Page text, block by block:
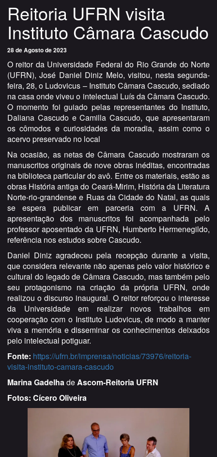
Reitoria UFRN visita
Instituto Câmara Cascudo
28 de Agosto de 2023
O reitor da Universidade Federal do Rio Grande do Norte
(UFRN), José Daniel Diniz Melo, visitou, nesta segunda-
feira, 28, o Ludovicus – Instituto Câmara Cascudo, sediado
na casa onde viveu o intelectual Luís da Câmara Cascudo.
O momento foi guiado pelas representantes do Instituto,
Daliana Cascudo e Camilla Cascudo, que apresentaram
os cômodos e curiosidades da moradia, assim como o
acervo preservado no local
Na ocasião, as netas de Câmara Cascudo mostraram os
manuscritos originais de nove obras inéditas, encontradas
na biblioteca particular do avô. Entre os materiais, estão as
obras História antiga do Ceará-Mirim, História da Literatura
Norte-rio-grandense e Ruas da Cidade do Natal, as quais
se espera publicar em parceria com a UFRN. A
apresentação dos manuscritos foi acompanhada pelo
professor aposentado da UFRN, Humberto Hermenegildo,
referência nos estudos sobre Cascudo.
Daniel Diniz agradeceu pela recepção durante a visita,
que considera relevante não apenas pelo valor histórico e
cultural do legado de Câmara Cascudo, mas também pelo
seu protagonismo na criação da própria UFRN, onde
realizou o discurso inaugural. O reitor reforçou o interesse
da Universidade em realizar novos trabalhos em
cooperação com o Instituto Ludovicus, de modo a manter
viva a memória e disseminar os conhecimentos deixados
pelo intelectual potiguar.
Fonte: https://ufrn.br/imprensa/noticias/73976/reitoria-
visita-instituto-camara-cascudo
Marina GadelhadeAscom-Reitoria UFRN
Fotos: Cícero Oliveira